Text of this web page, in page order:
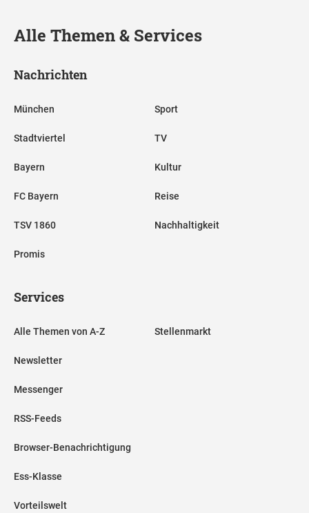
Alle Themen & Services
Nachrichten
München
Stadtviertel
Bayern
FC Bayern
TSV 1860
Promis
Sport
TV
Kultur
Reise
Nachhaltigkeit
Services
Alle Themen von A-Z
Newsletter
Messenger
RSS-Feeds
Browser-Benachrichtigung
Ess-Klasse
Vorteilswelt
Stellenmarkt